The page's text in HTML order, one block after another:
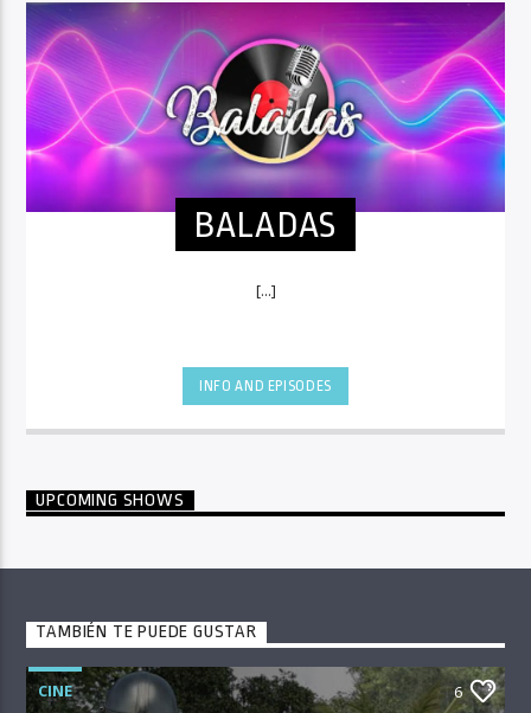
BALADAS
[...]
INFO AND EPISODES
UPCOMING SHOWS
TAMBIÉN TE PUEDE GUSTAR
CINE 6